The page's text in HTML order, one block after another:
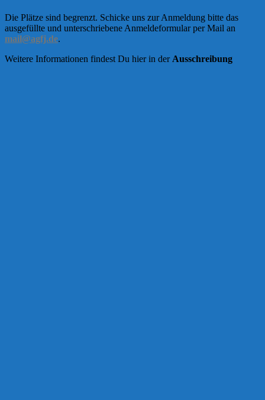
Die Plätze sind begrenzt. Schicke uns zur Anmeldung bitte das
ausgefüllte und unterschriebene Anmeldeformular per Mail an
mail@agfj.de.
Weitere Informationen findest Du hier in derAusschreibung